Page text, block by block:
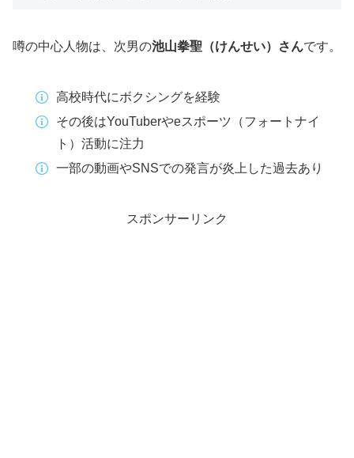
噂の中心人物は、次男の池山拳聖（けんせい）さんです。
高校時代にボクシングを経験
その後はYouTuberやeスポーツ（フォートナイ
ト）活動に注力
一部の動画やSNSでの発言が炎上した過去あり
スポンサーリンク